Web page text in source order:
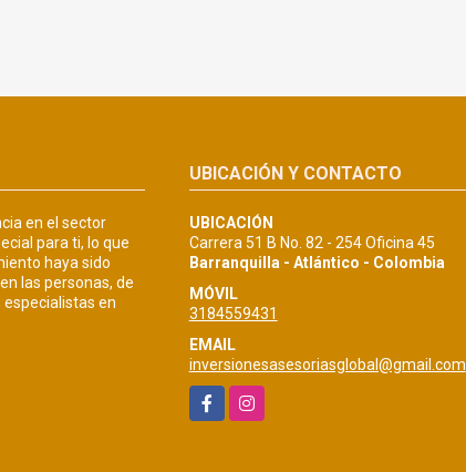
en el sector
para ti, lo que
haya sido
las personas, de
en
UBICACIÓN Y CONTACTO
UBICACIÓN
Carrera 51 B No. 82 - 254 Oficina 45
Barranquilla - Atlántico - Colombia
MÓVIL
3184559431
EMAIL
inversionesasesoriasglobal@gmail.com
FacebookInstagram